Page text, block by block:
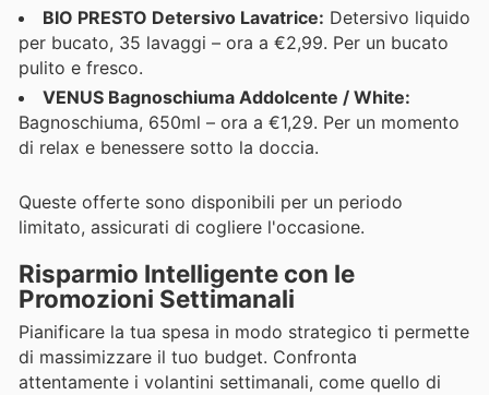
BIO PRESTO Detersivo Lavatrice: Detersivo liquido
per bucato, 35 lavaggi – ora a €2,99. Per un bucato
pulito e fresco.
VENUS Bagnoschiuma Addolcente / White:
Bagnoschiuma, 650ml – ora a €1,29. Per un momento
di relax e benessere sotto la doccia.
Queste offerte sono disponibili per un periodo
limitato, assicurati di cogliere l'occasione.
Risparmio Intelligente con le
Promozioni Settimanali
Pianificare la tua spesa in modo strategico ti permette
di massimizzare il tuo budget. Confronta
attentamente i volantini settimanali, come quello di